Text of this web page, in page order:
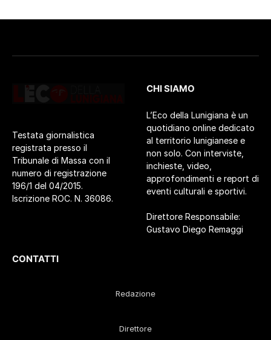
Testata giornalistica
registrata presso il
Tribunale di Massa con il
numero di registrazione
196/1 del 04/2015.
Iscrizione ROC. N. 36086.
CHI SIAMO
L’Eco della Lunigiana è un
quotidiano online dedicato
al territorio lunigianese e
non solo. Con interviste,
inchieste, video,
approfondimenti e report di
eventi culturali e sportivi.
Direttore Responsabile:
Gustavo Diego Remaggi
CONTATTI
Redazione
Direttore